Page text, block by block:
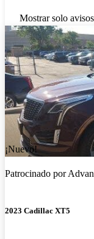
Mostrar solo
¡Nuevo!
Patrocinado por
2023 Cadillac XT5